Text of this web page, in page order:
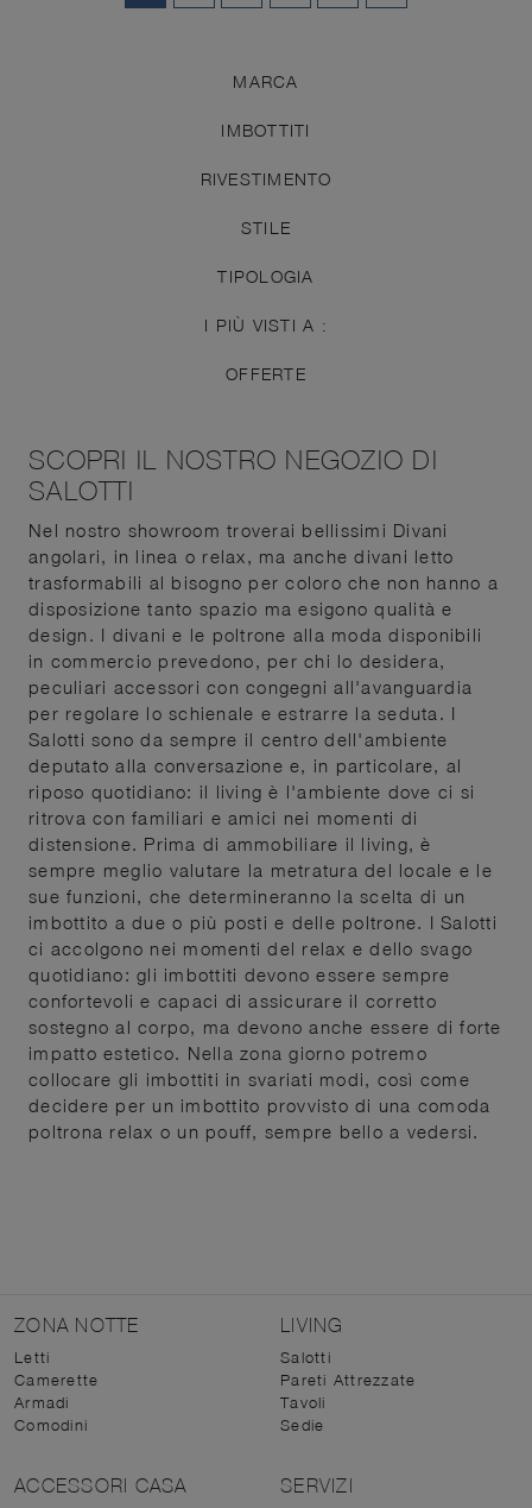
MARCA
IMBOTTITI
RIVESTIMENTO
STILE
TIPOLOGIA
I PIÙ VISTI A :
OFFERTE
SCOPRI IL NOSTRO NEGOZIO DI
SALOTTI
Nel nostro showroom troverai bellissimi Divani
angolari, in linea o relax, ma anche divani letto
trasformabili al bisogno per coloro che non hanno a
disposizione tanto spazio ma esigono qualità e
design. I divani e le poltrone alla moda disponibili
in commercio prevedono, per chi lo desidera,
peculiari accessori con congegni all'avanguardia
per regolare lo schienale e estrarre la seduta. I
Salotti sono da sempre il centro dell'ambiente
deputato alla conversazione e, in particolare, al
riposo quotidiano: il living è l'ambiente dove ci si
ritrova con familiari e amici nei momenti di
distensione. Prima di ammobiliare il living, è
sempre meglio valutare la metratura del locale e le
sue funzioni, che determineranno la scelta di un
imbottito a due o più posti e delle poltrone. I Salotti
ci accolgono nei momenti del relax e dello svago
quotidiano: gli imbottiti devono essere sempre
confortevoli e capaci di assicurare il corretto
sostegno al corpo, ma devono anche essere di forte
impatto estetico. Nella zona giorno potremo
collocare gli imbottiti in svariati modi, così come
decidere per un imbottito provvisto di una comoda
poltrona relax o un pouff, sempre bello a vedersi.
ZONA NOTTE
Letti
Camerette
Armadi
Comodini
LIVING
Salotti
Pareti Attrezzate
Tavoli
Sedie
ACCESSORI CASA SERVIZI